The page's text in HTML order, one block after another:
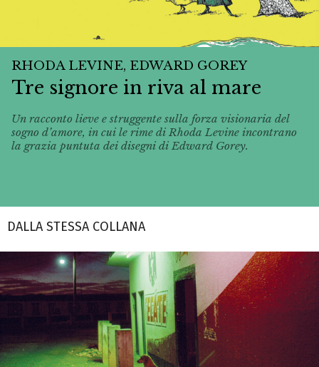
RHODA LEVINE, EDWARD GOREY
Tre signore in riva al mare
Un racconto lieve e struggente sulla forza visionaria del
sogno d’amore, in cui le rime di Rhoda Levine incontrano
la grazia puntuta dei disegni di Edward Gorey.
DALLA STESSA COLLANA